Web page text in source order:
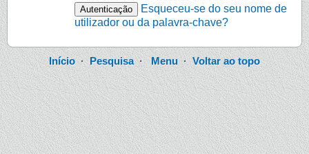
Esqueceu-se do seu nome de
utilizador ou da palavra-chave?
Início· Pesquisa·Menu ·Voltar ao topo